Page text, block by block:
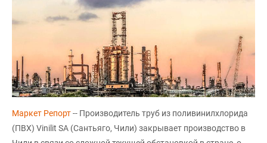
Маркет Репорт-- Производитель труб из поливинилхлорида
(ПВХ) Vinilit SA (Сантьяго, Чили) закрывает производство в